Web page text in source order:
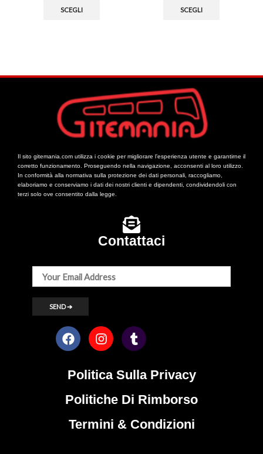
SCEGLI SCEGLI
Il sito gitemania.com utilizza i cookie per migliorare l’esperienza utente e garantirne il
corretto funzionamento. Proseguendo nella navigazione, acconsenti al loro utilizzo.
In conformità alla normativa sulla protezione dei dati personali, raccogliamo,
elaboriamo e conserviamo i dati dei nostri clienti e dipendenti, condividendoli con
terzi solo ove consentito dalla legge.
Contattaci
Politica Sulla Privacy
Politiche Di Rimborso
Termini & Condizioni